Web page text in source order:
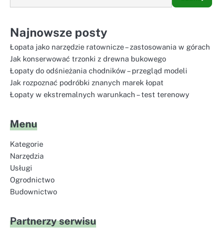
Najnowsze posty
Łopata jako narzędzie ratownicze – zastosowania w górach
Jak konserwować trzonki z drewna bukowego
Łopaty do odśnieżania chodników – przegląd modeli
Jak rozpoznać podróbki znanych marek łopat
Łopaty w ekstremalnych warunkach – test terenowy
Menu
Kategorie
Narzędzia
Usługi
Ogrodnictwo
Budownictwo
Partnerzy serwisu